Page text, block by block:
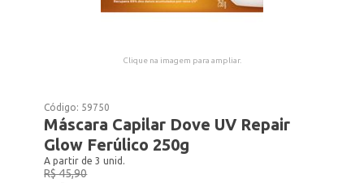
Clique na imagem para ampliar.
Código: 59750
Máscara Capilar Dove UV Repair
Glow Ferúlico 250g
A partir de 3 unid.
R$ 45,90